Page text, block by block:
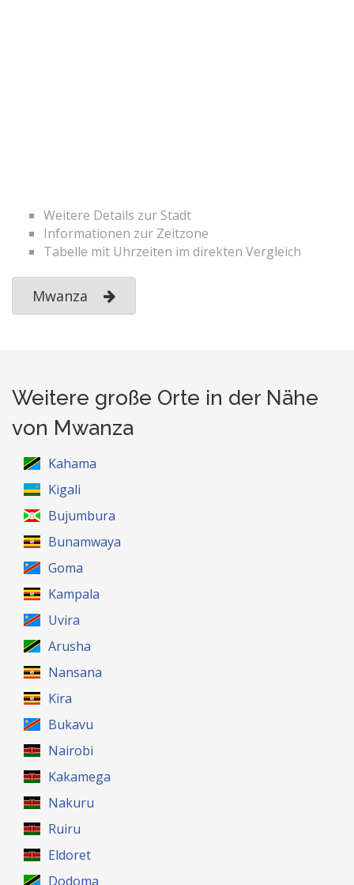
Weitere Details zur Stadt
Informationen zur Zeitzone
Tabelle mit Uhrzeiten im direkten Vergleich
Mwanza
Weitere große Orte in der Nähe
von Mwanza
Kahama
Kigali
Bujumbura
Bunamwaya
Goma
Kampala
Uvira
Arusha
Nansana
Kira
Bukavu
Nairobi
Kakamega
Nakuru
Ruiru
Eldoret
Dodoma